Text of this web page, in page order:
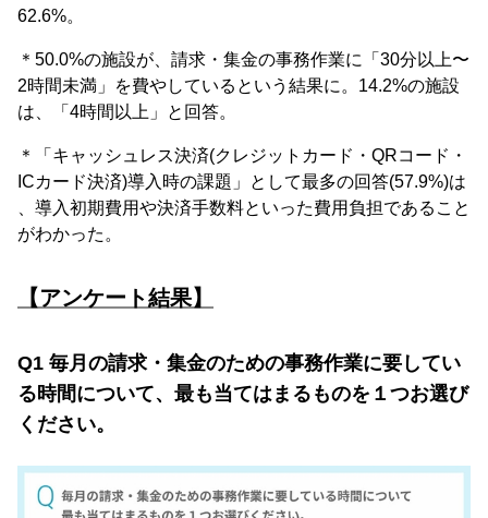
62.6%。
＊50.0%の施設が、請求・集金の事務作業に「30分以上〜
2時間未満」を費やしているという結果に。14.2%の施設
は、「4時間以上」と回答。
＊「キャッシュレス決済(クレジットカード・QRコード・
ICカード決済)導入時の課題」として最多の回答(57.9%)は
、導入初期費用や決済手数料といった費用負担であること
がわかった。
【アンケート結果】
Q1 毎月の請求・集金のための事務作業に要してい
る時間について、最も当てはまるものを１つお選び
ください。